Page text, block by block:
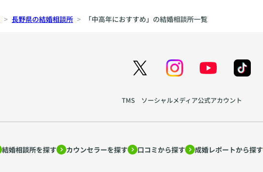
長野県の結婚相談所 「中高年におすすめ」の結婚相談所一覧
TMS ソーシャルメディア公式アカウント
結婚相談所を探す カウンセラーを探す 口コミから探す 成婚レポートから探す